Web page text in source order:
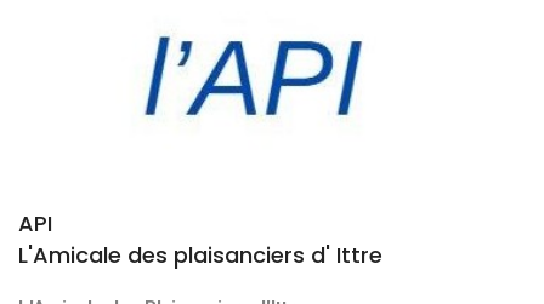
API
L'Amicale des plaisanciers d' Ittre